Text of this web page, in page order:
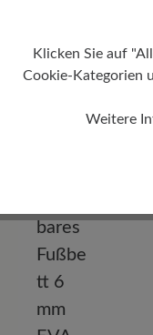
Klicken Sie auf
Cookie-Kategorien
Weitere